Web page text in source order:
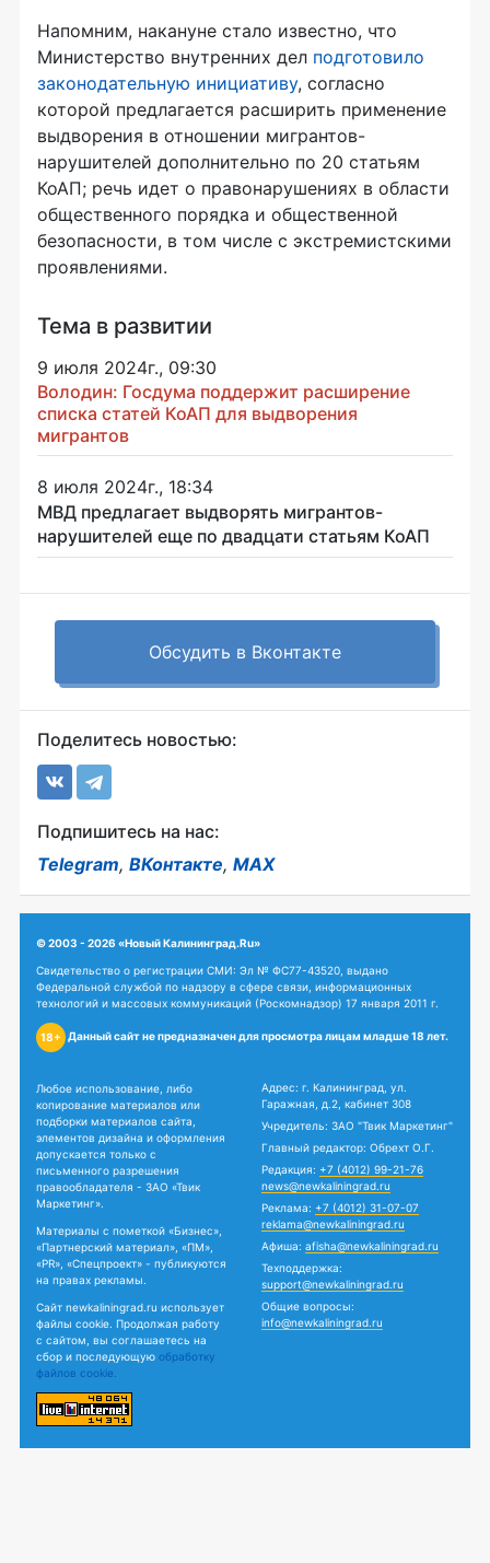
Напомним, накануне стало известно, что
Министерство внутренних дел подготовило
законодательную инициативу, согласно
которой предлагается расширить применение
выдворения в отношении мигрантов-
нарушителей дополнительно по 20 статьям
КоАП; речь идет о правонарушениях в области
общественного порядка и общественной
безопасности, в том числе с экстремистскими
проявлениями.
Тема в развитии
9 июля 2024г., 09:30
Володин: Госдума поддержит расширение
списка статей КоАП для выдворения
мигрантов
8 июля 2024г., 18:34
МВД предлагает выдворять мигрантов-
нарушителей еще по двадцати статьям КоАП
Обсудить в Вконтакте
Поделитесь новостью:
Подпишитесь на нас:
Telegram, ВКонтакте, MAX
© 2003 - 2026 «Новый Калининград.Ru»
Свидетельство о регистрации СМИ: Эл № ФС77-43520, выдано
Федеральной службой по надзору в сфере связи, информационных
технологий и массовых коммуникаций (Роскомнадзор) 17 января 2011 г.
18+ Данный сайт не предназначен для просмотра лицам младше 18 лет.
Любое использование, либо
копирование материалов или
подборки материалов сайта,
элементов дизайна и оформления
допускается только с
письменного разрешения
правообладателя - ЗАО «Твик
Маркетинг».
Материалы с пометкой «Бизнес»,
«Партнерский материал», «ПМ»,
«PR», «Спецпроект» - публикуются
на правах рекламы.
Сайт newkaliningrad.ru использует
файлы cookie. Продолжая работу
с сайтом, вы соглашаетесь на
сбор и последующую обработку
файлов cookie.
Адрес: г. Калининград, ул.
Гаражная, д.2, кабинет 308
Учредитель: ЗАО "Твик Маркетинг"
Главный редактор: Обрехт О.Г.
Редакция: +7 (4012) 99-21-76
news@newkaliningrad.ru
Реклама: +7 (4012) 31-07-07
reklama@newkaliningrad.ru
Афиша: afisha@newkaliningrad.ru
Техподдержка:
support@newkaliningrad.ru
Общие вопросы:
info@newkaliningrad.ru